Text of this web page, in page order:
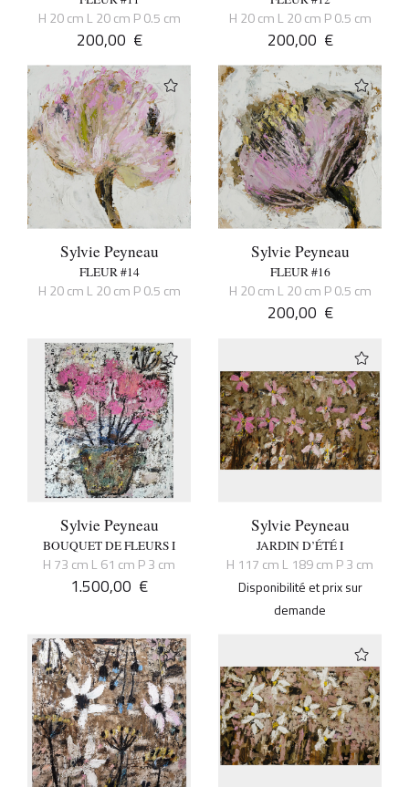
H 20 cm L 20 cm P 0.5 cm
200,00 €
H 20 cm L 20 cm P 0.5 cm
200,00 €
Sylvie Peyneau
FLEUR #14
H 20 cm L 20 cm P 0.5 cm
Sylvie Peyneau
FLEUR #16
H 20 cm L 20 cm P 0.5 cm
200,00 €
Sylvie Peyneau
BOUQUET DE FLEURS I
H 73 cm L 61 cm P 3 cm
1.500,00 €
Sylvie Peyneau
JARDIN D’ÉTÉ I
H 117 cm L 189 cm P 3 cm
Disponibilité et prix sur
demande